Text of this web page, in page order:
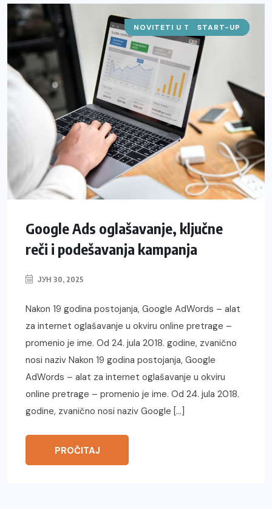
NOVITETI U TEHNOLOGIJI
SAJTOVI
START-UP
Google Ads oglašavanje, ključne
reči i podešavanja kampanja
ЈУН 30, 2025
Nakon 19 godina postojanja, Google AdWords – alat
za internet oglašavanje u okviru online pretrage –
promenio je ime. Od 24. jula 2018. godine, zvanično
nosi naziv Nakon 19 godina postojanja, Google
AdWords – alat za internet oglašavanje u okviru
online pretrage – promenio je ime. Od 24. jula 2018.
godine, zvanično nosi naziv Google […]
PROČITAJ